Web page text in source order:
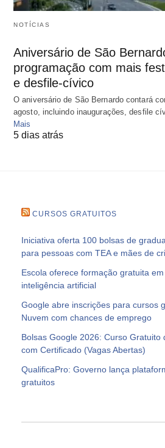
NOTÍCIAS
Aniversário de São
programação com mais
e desfile-cívico
O aniversário de São Bernardo contará
agosto, incluindo inaugurações, desfile
Mais
5 dias atrás
CURSOS GRATUITOS
Iniciativa oferta 100 bolsas de
para pessoas com TEA e mães de
Escola oferece formação gratuita
inteligência artificial
Google abre inscrições para cursos
Nuvem com chances de emprego
Bolsas Google 2026: Curso Gratuito
com Certificado (Vagas Abertas)
QualificaPro: Governo lança
gratuitos